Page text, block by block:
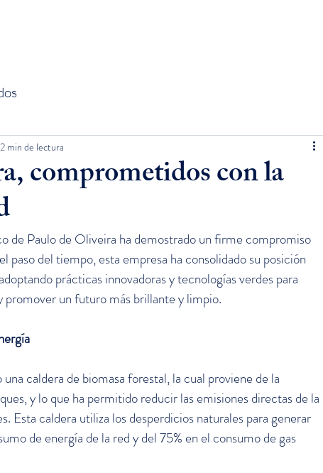
comprometidos con la
2 min de lectura
de Paulo de Oliveira ha demostrado un firme compromiso
paso del tiempo, esta empresa ha consolidado su posición
prácticas innovadoras y tecnologías verdes para
promover un futuro más brillante y limpio.
caldera de biomasa forestal, la cual proviene de la
y lo que ha permitido reducir las emisiones directas de la
Esta caldera utiliza los desperdicios naturales para generar
de energía de la red y del 75% en el consumo de gas